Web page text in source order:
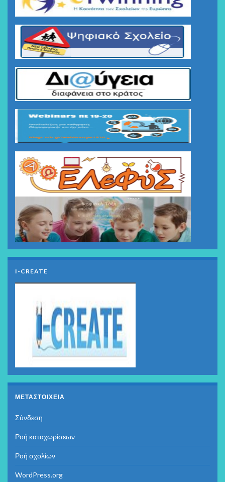
I-CREATE
ΜΕΤΑΣΤΟΙΧΕΊΑ
Σύνδεση
Ροή καταχωρίσεων
Ροή σχολίων
WordPress.org